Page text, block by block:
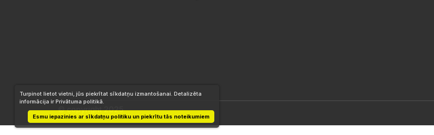
© copyright 2025
Turpinot lietot vietni, jūs piekrītat sīkdatņu izmantošanai. Detalizēta
informācija ir Privātuma politikā.
Esmu iepazinies ar sīkdatņu politiku un piekrītu tās noteikumiem